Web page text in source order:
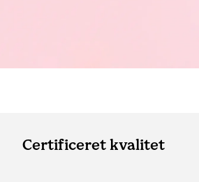
Certificeret kvalitet